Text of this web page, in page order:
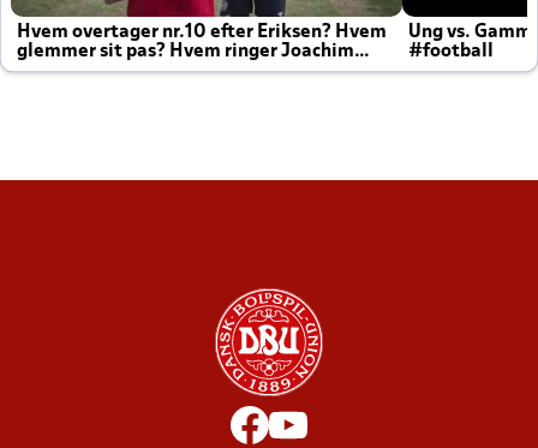
Hvem overtager nr.10 efter Eriksen? Hvem
glemmer sit pas? Hvem ringer Joachim
altid til efter kampe?
Ung vs.
#football